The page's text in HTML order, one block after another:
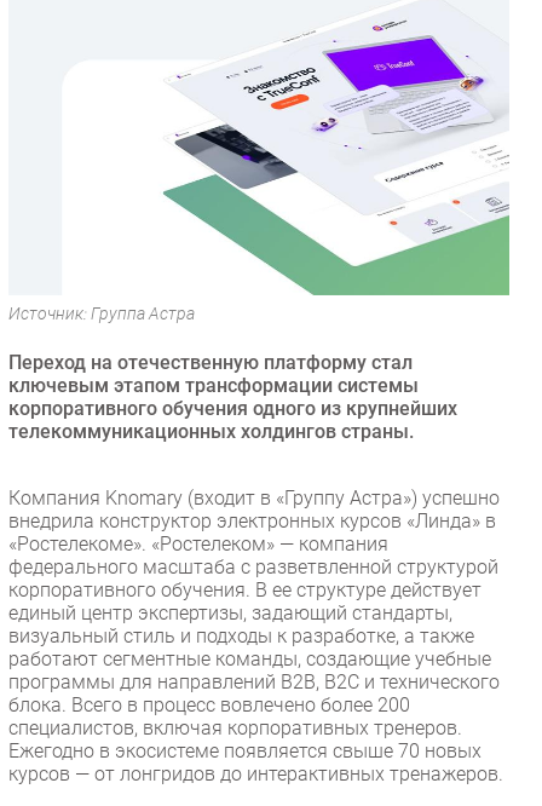
Гаджеты
Здоровье
Новости
Аналитика
Интервью
Мероприятия
Проекты
IT класс
Тестовый стенд
Каталог компаний
Источник: Группа Астра
Переход на отечественную платформу стал
ключевым этапом трансформации системы
корпоративного обучения одного из крупнейших
телекоммуникационных холдингов страны.
Компания Knomary (входит в «Группу Астра») успешно
внедрила конструктор электронных курсов «Линда» в
«Ростелекоме». «Ростелеком» — компания
федерального масштаба с разветвленной структурой
корпоративного обучения. В ее структуре действует
единый центр экспертизы, задающий стандарты,
визуальный стиль и подходы к разработке, а также
работают сегментные команды, создающие учебные
программы для направлений B2B, B2C и технического
блока. Всего в процесс вовлечено более 200
специалистов, включая корпоративных тренеров.
Ежегодно в экосистеме появляется свыше 70 новых
курсов — от лонгридов до интерактивных тренажеров.